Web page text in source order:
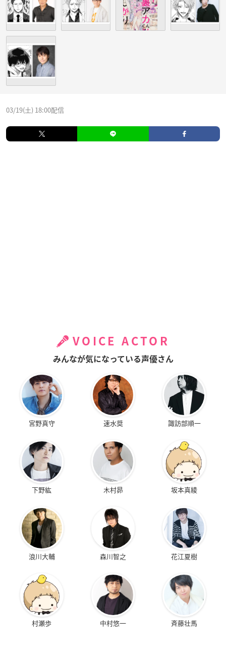
03/19(土) 18:00配信
VOICE ACTOR
みんなが気になっている声優さん
宮野真守 速水奨 諏訪部順一
下野紘 木村昴 坂本真綾
浪川大輔 森川智之 花江夏樹
村瀬歩 中村悠一 斉藤壮馬